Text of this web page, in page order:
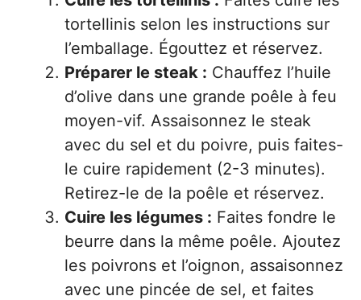
tortellinis selon les instructions sur
l’emballage. Égouttez et réservez.
Préparer le steak : Chauffez l’huile
d’olive dans une grande poêle à feu
moyen-vif. Assaisonnez le steak
avec du sel et du poivre, puis faites-
le cuire rapidement (2-3 minutes).
Retirez-le de la poêle et réservez.
Cuire les légumes : Faites fondre le
beurre dans la même poêle. Ajoutez
les poivrons et l’oignon, assaisonnez
avec une pincée de sel, et faites